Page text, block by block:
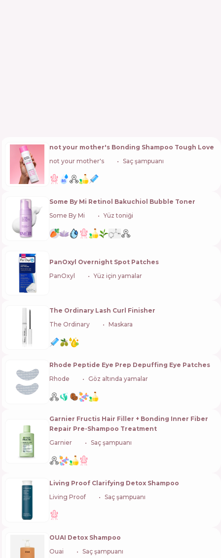
not your mother's Bonding Shampoo Tough Love
not your mother's
Saç şampuanı
Some By Mi Retinol Bakuchiol Bubble Toner
Some By Mi
Yüz toniği
PanOxyl Overnight Spot Patches
PanOxyl
Yüz için yamalar
The Ordinary Lash Curl Finisher
The Ordinary
Maskara
Rhode Peptide Eye Prep Depuffing Eye Patches
Rhode
Göz altında yamalar
Garnier Fructis Hair Filler + Bonding Inner Fiber
Repair Pre-Shampoo Treatment
Garnier
Saç şampuanı
Living Proof Clarifying Detox Shampoo
Living Proof
Saç şampuanı
OUAI Detox Shampoo
Ouai
Saç şampuanı